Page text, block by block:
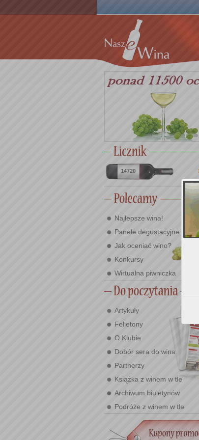
14720
Najlepsze wina!
Panele degustacyjne
Jak oceniać wino?
Konkursy
Wirtualna piwniczka
Artykuły
Felietony
O Klubie
Dobór sera do wina
Partnerzy
Książka z winem w tle
Archiwum biuletynów
Podróże z winem w tle